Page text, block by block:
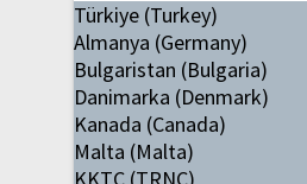
Türkiye (Turkey)
Almanya (Germany)
Bulgaristan (Bulgaria)
Danimarka (Denmark)
Kanada (Canada)
Malta (Malta)